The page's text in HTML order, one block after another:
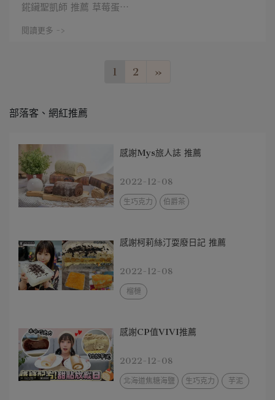
錵鑶聖凱師 推薦 草莓蛋⋯
閱讀更多 ->
1 2 »
部落客、網紅推薦
感謝Mys旅人誌 推薦
2022-12-08
生巧克力 伯爵茶
感謝柯莉絲汀耍廢日記 推薦
2022-12-08
榴槤
感謝CP值VIVI推薦
2022-12-08
北海道焦糖海鹽 生巧克力 芋泥